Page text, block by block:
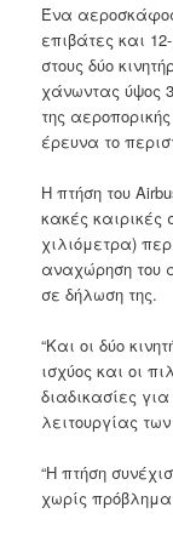
Ένα
επιβάτες και
στους δύο
χάνωντας ύψος
της
έρευνα το
Η πτήση του
κακές καιρικές
χιλιόμετρα)
αναχώρηση του
σε δήλωση της.
“Και οι δύο
ισχύος καιοι
διαδικασίες
λειτουργίας
“Η πτήση
χωρίς πρόβλημα